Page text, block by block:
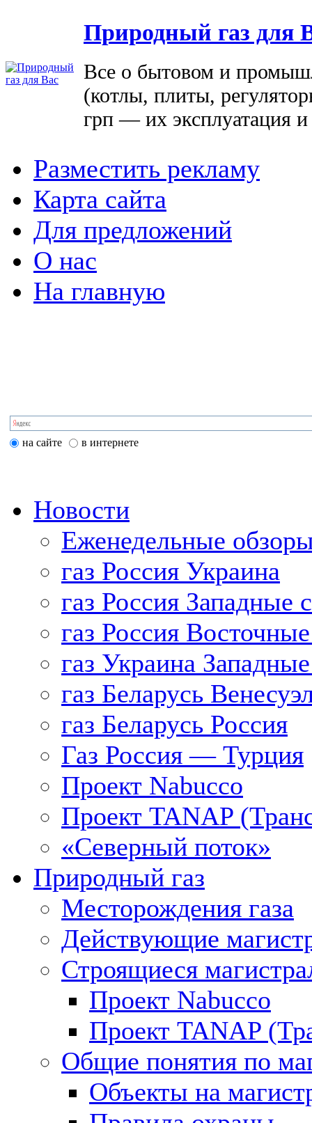
Природный газ для
Все о бытовом и
(котлы, плиты,
грп — их эксплуатация
Разместить рекламу
Карта сайта
Для предложений
О нас
На главную
на сайте в интернете
Новости
Еженедельные
газ Россия Украина
газ Россия Западные
газ Россия
газ Украина
газ Беларусь
газ Беларусь Россия
Газ Россия — Турция
Проект Nabucco
Проект TANAP
«Северный поток»
Природный газ
Месторождения газа
Действующие
Строящиеся
Проект Nabucco
Проект TANAP
Общие понятия по
Объекты на